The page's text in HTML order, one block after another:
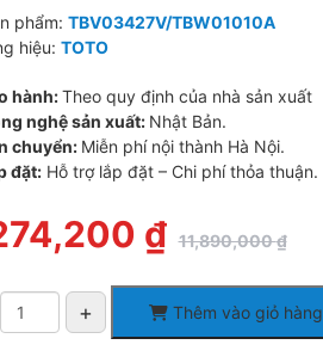
phẩm: TBV03427V/TBW01010A
hiệu: TOTO
hành:Theo quy định của nhà sản xuất
nghệ sản xuất: Nhật Bản.
chuyển: Miễn phí nội thành Hà Nội.
đặt:Hỗ trợ lắp đặt – Chi phí thỏa thuận.
11,890,000₫
₫.
₫
₫.
+ Thêm vào giỏ hàng